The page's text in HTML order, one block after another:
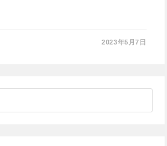
2023年5月7日